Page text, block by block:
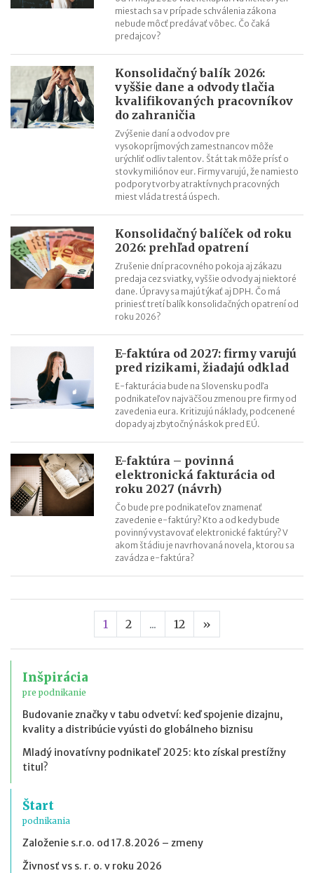
miestach sa v prípade schválenia zákona
nebude môcť predávať vôbec. Čo čaká
predajcov?
Konsolidačný balík 2026:
vyššie dane a odvody tlačia
kvalifikovaných pracovníkov
do zahraničia
Zvýšenie daní a odvodov pre
vysokopríjmových zamestnancov môže
urýchliť odliv talentov. Štát tak môže prísť o
stovky miliónov eur. Firmy varujú, že namiesto
podpory tvorby atraktívnych pracovných
miest vláda trestá úspech.
Konsolidačný balíček od roku
2026: prehľad opatrení
Zrušenie dní pracovného pokoja aj zákazu
predaja cez sviatky, vyššie odvody aj niektoré
dane. Úpravy sa majú týkať aj DPH. Čo má
priniesť tretí balík konsolidačných opatrení od
roku 2026?
E-faktúra od 2027: firmy varujú
pred rizikami, žiadajú odklad
E-fakturácia bude na Slovensku podľa
podnikateľov najväčšou zmenou pre firmy od
zavedenia eura. Kritizujú náklady, podcenené
dopady aj zbytočný náskok pred EÚ.
E-faktúra – povinná
elektronická fakturácia od
roku 2027 (návrh)
Čo bude pre podnikateľov znamenať
zavedenie e-faktúry? Kto a od kedy bude
povinný vystavovať elektronické faktúry? V
akom štádiu je navrhovaná novela, ktorou sa
zavádza e-faktúra?
1 2 ... 12 »
Inšpirácia
pre podnikanie
Budovanie značky v tabu odvetví: keď spojenie dizajnu,
kvality a distribúcie vyústi do globálneho biznisu
Mladý inovatívny podnikateľ 2025: kto získal prestížny
titul?
Štart
podnikania
Založenie s.r.o. od 17.8.2026 – zmeny
Živnosť vs s. r. o. v roku 2026